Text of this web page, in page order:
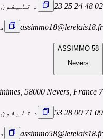
02 48 24 25 23 د
assimmo18@lerelais18.fr
ASSIMMO 58
Nevers
7 Rue des Minimes, 58000 Nevers, France
09 71 00 28 53 د
assimmo58@lerelais18.fr